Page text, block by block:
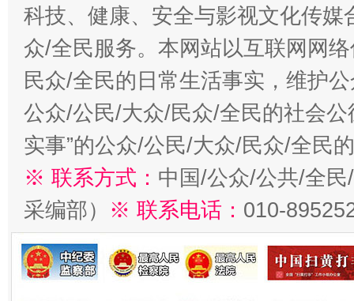
科技、健康、安全与影视文化传
众/全民服务。本网站以互联网网
民众/全民的日常生活事实，维护
公众/公民/大众/民众/全民的社会公
实事”的公众/公民/大众/民众/全民
※ 联系方式： 中国/公众/公共/全
采编部） ※ 联系电话： 010-